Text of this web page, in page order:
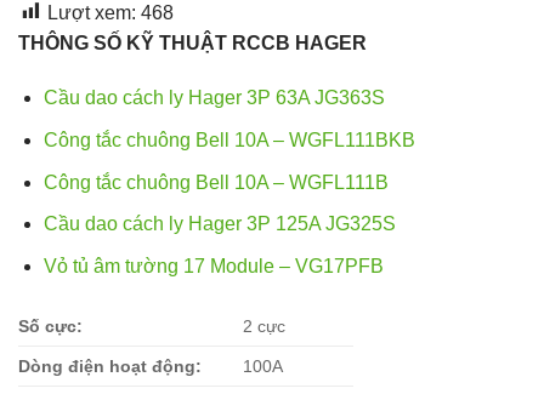
Lượt xem: 468
THÔNG SỐ KỸ THUẬT RCCB HAGER
Cầu dao cách ly Hager 3P 63A JG363S
Công tắc chuông Bell 10A – WGFL111BKB
Công tắc chuông Bell 10A – WGFL111B
Cầu dao cách ly Hager 3P 125A JG325S
Vỏ tủ âm tường 17 Module – VG17PFB
Số cực: 2 cực
Dòng điện hoạt động: 100A